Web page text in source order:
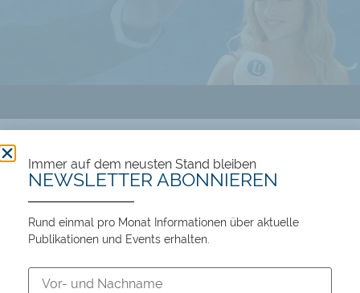
106 views
Immer auf dem neusten Stand bleiben
NEWSLETTER ABONNIEREN
Rund einmal pro Monat Informationen über aktuelle
Publikationen und Events erhalten.